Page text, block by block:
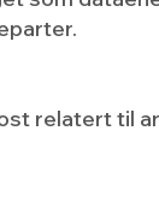
relatert til